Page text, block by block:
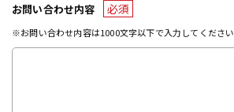
お問い合わせ内容 必須
※お問い合わせ内容は1000文字以下で入力してください